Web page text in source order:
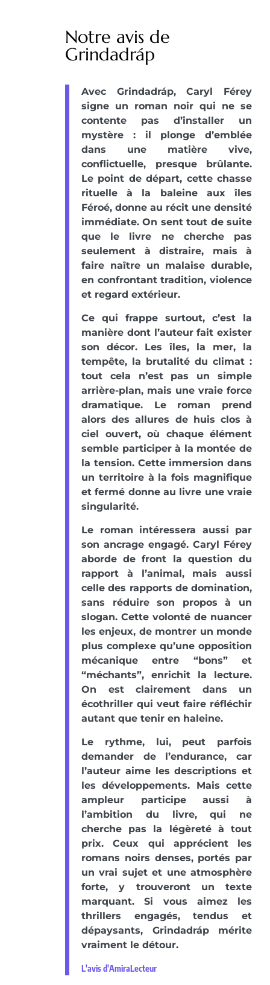
Notre avis de
Grindadráp
Avec Grindadráp, Caryl Férey
signe un roman noir qui ne se
contente pas d’installer un
mystère : il plonge d’emblée
dans une matière vive,
conflictuelle, presque brûlante.
Le point de départ, cette chasse
rituelle à la baleine aux îles
Féroé, donne au récit une densité
immédiate. On sent tout de suite
que le livre ne cherche pas
seulement à distraire, mais à
faire naître un malaise durable,
en confrontant tradition, violence
et regard extérieur.
Ce qui frappe surtout, c’est la
manière dont l’auteur fait exister
son décor. Les îles, la mer, la
tempête, la brutalité du climat :
tout cela n’est pas un simple
arrière-plan, mais une vraie force
dramatique. Le roman prend
alors des allures de huis clos à
ciel ouvert, où chaque élément
semble participer à la montée de
la tension. Cette immersion dans
un territoire à la fois magnifique
et fermé donne au livre une vraie
singularité.
Le roman intéressera aussi par
son ancrage engagé. Caryl Férey
aborde de front la question du
rapport à l’animal, mais aussi
celle des rapports de domination,
sans réduire son propos à un
slogan. Cette volonté de nuancer
les enjeux, de montrer un monde
plus complexe qu’une opposition
mécanique entre “bons” et
“méchants”, enrichit la lecture.
On est clairement dans un
écothriller qui veut faire réfléchir
autant que tenir en haleine.
Le rythme, lui, peut parfois
demander de l’endurance, car
l’auteur aime les descriptions et
les développements. Mais cette
ampleur participe aussi à
l’ambition du livre, qui ne
cherche pas la légèreté à tout
prix. Ceux qui apprécient les
romans noirs denses, portés par
un vrai sujet et une atmosphère
forte, y trouveront un texte
marquant. Si vous aimez les
thrillers engagés, tendus et
dépaysants, Grindadráp mérite
vraiment le détour.
L'avis d'AmiraLecteur